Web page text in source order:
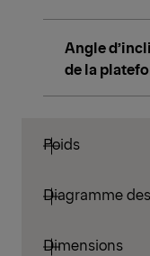
Angle
de la
Poids
Diagramme
Dimensions